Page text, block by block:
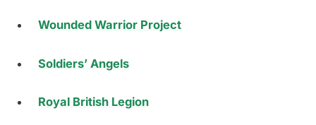
Wounded Warrior Project
Soldiers’ Angels
Royal British Legion